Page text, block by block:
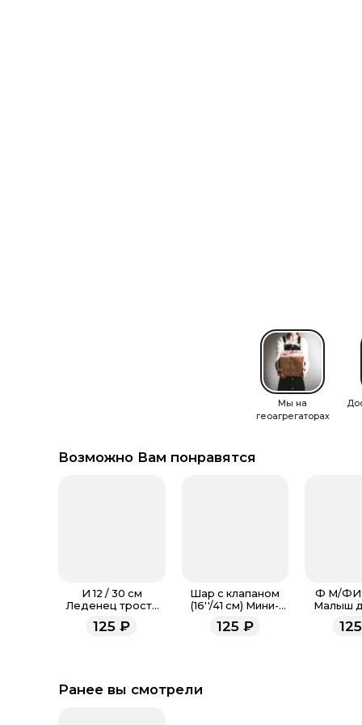
Мы на
геоагрегаторах
Возможно Вам понравятся
И 12 / 30 см
Леденец трость
мини / CANDY
125 ₽
Шар с клапаном
(16''/41 см) Мини-
Белый
125₽
Ф М/
Малыш
125
Ранее вы смотрели